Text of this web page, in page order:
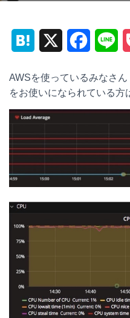
t
e
a
e
o
o
k
n
e
AWSを使っているみなさん
をお使いになられている方